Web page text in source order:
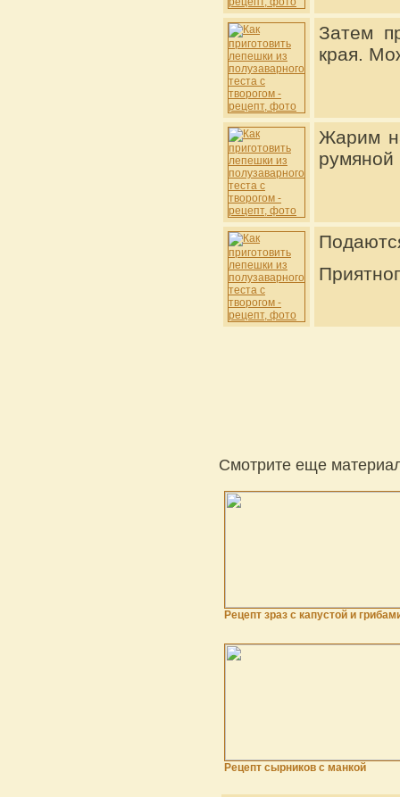
Затем
края.
Жарим
румяной
Смотрите еще
Рецепт зраз с капустой и
Рецепт сырников с манкой